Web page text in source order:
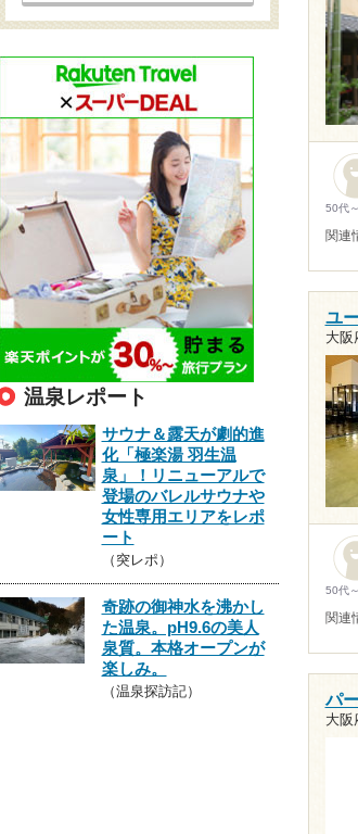
50代
関連
ユ
大阪
50代
関連
パ
大阪
温泉レポート
サウナ＆露天が劇的進
化「極楽湯 羽生温
泉」！リニューアルで
登場のバレルサウナや
女性専用エリアをレポ
ート
（突レポ）
奇跡の御神水を沸かし
た温泉。pH9.6の美人
泉質。本格オープンが
楽しみ。
（温泉探訪記）